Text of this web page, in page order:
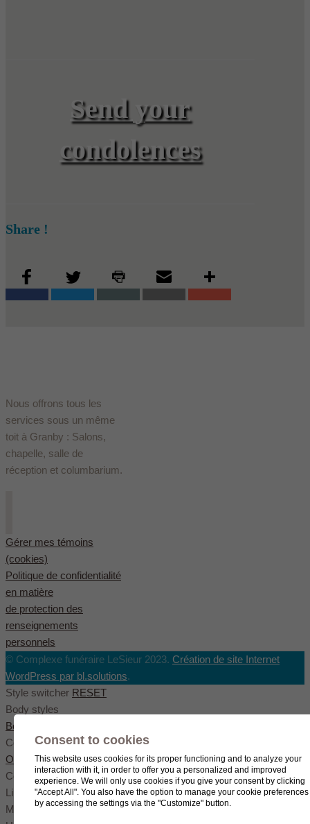
Send your
condolences
Share !
Nous offrons tous les
services sous un même
toit à Granby : Salons,
chapelle, salle de
réception et columbarium.
Gérer mes témoins
(cookies)
Politique de confidentialité
en matière
de protection des
renseignements
personnels
© Complexe funéraire LeSieur 2023. Création de site Internet
WordPress par bl.solutions.
Style switcher RESET
Body styles
Boxed
Color scheme
Original Blue Green
Color settings
Link color
Menu color
Consent to cookies
This website uses cookies for its proper functioning and to analyze your
interaction with it, in order to offer you a personalized and improved
experience. We will only use cookies if you give your consent by clicking
"Accept All". You also have the option to manage your cookie preferences
by accessing the settings via the "Customize" button.